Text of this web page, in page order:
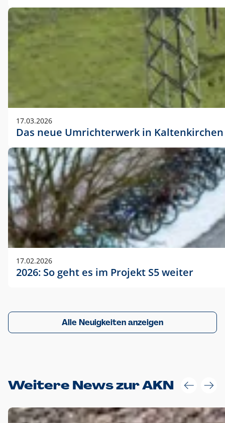
17.03.2026
Das neue Umrichterwerk in Kaltenkirchen
17.02.2026
2026: So geht es im Projekt S5 weiter
Alle Neuigkeiten anzeigen
Weitere News zur AKN